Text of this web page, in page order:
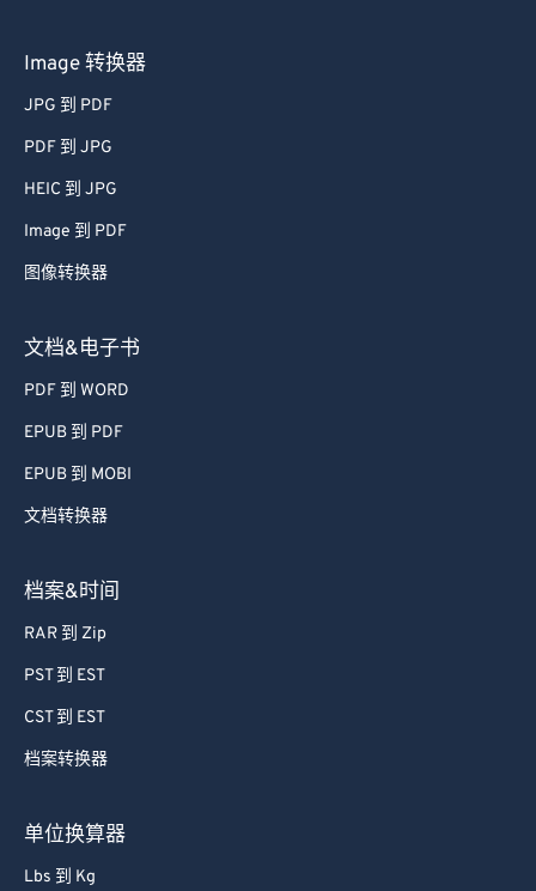
Image 转换器
JPG 到 PDF
PDF 到 JPG
HEIC 到 JPG
Image 到 PDF
图像转换器
文档&电子书
PDF 到 WORD
EPUB 到 PDF
EPUB 到 MOBI
文档转换器
档案&时间
RAR 到 Zip
PST 到 EST
CST 到 EST
档案转换器
单位换算器
Lbs 到 Kg